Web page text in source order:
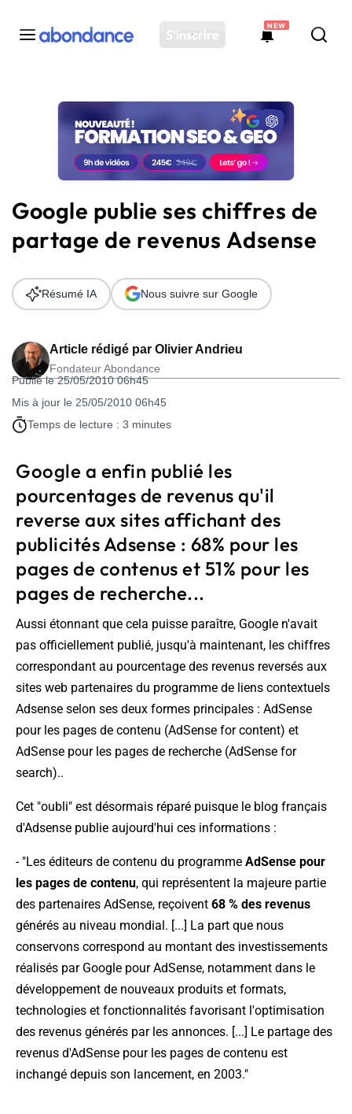
S'inscrire
NEW
Toutes les actus
Actus SEO
Plateforme
Solutions
Ressources
Audit SEO
Google publie ses chiffres de
partage de revenus Adsense
Article rédigé par Olivier Andrieu
Fondateur Abondance
Publié le 25/05/2010 06h45
Mis à jour le 25/05/2010 06h45
Temps de lecture : 3 minutes
Résumé IA Nous suivre sur Google
Google a enfin publié les
pourcentages de revenus qu'il
reverse aux sites affichant des
publicités Adsense : 68% pour les
pages de contenus et 51% pour les
pages de recherche...
Aussi étonnant que cela puisse paraître, Google n'avait
pas officiellement publié, jusqu'à maintenant, les chiffres
correspondant au pourcentage des revenus reversés aux
sites web partenaires du programme de liens contextuels
Adsense selon ses deux formes principales : AdSense
pour les pages de contenu (AdSense for content) et
AdSense pour les pages de recherche (AdSense for
search)..
Cet "oubli" est désormais réparé puisque le blog français
d'Adsense publie aujourd'hui ces informations :
- "Les éditeurs de contenu du programme AdSense pour
les pages de contenu, qui représentent la majeure partie
des partenaires AdSense, reçoivent 68 % des revenus
générés au niveau mondial. [...] La part que nous
conservons correspond au montant des investissements
réalisés par Google pour AdSense, notamment dans le
développement de nouveaux produits et formats,
technologies et fonctionnalités favorisant l'optimisation
des revenus générés par les annonces. [...] Le partage des
revenus d'AdSense pour les pages de contenu est
inchangé depuis son lancement, en 2003."